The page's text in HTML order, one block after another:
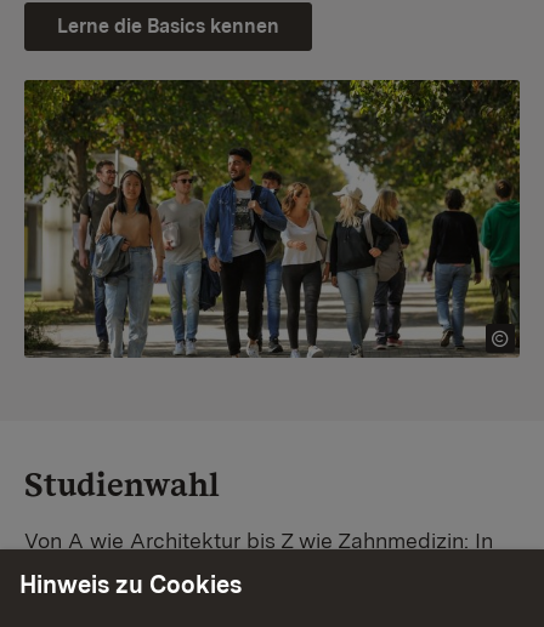
Lerne die Basics kennen
Studienwahl
Von A wie Architektur bis Z wie Zahnmedizin: In
Baden-Württemberg warten unzählige
Hinweis zu Cookies